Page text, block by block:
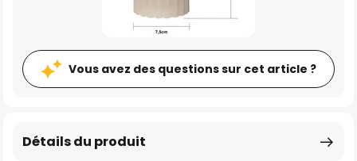
Vous avez des questions sur cet article ?
Détails du produit